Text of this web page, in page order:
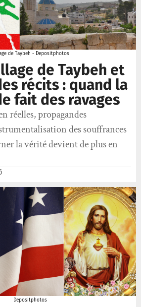
de Taybeh - Depositphotos
de Taybeh et
récits : quand la
fait des ravages
réelles, propagandes
des souffrances
la vérité devient de plus en
Depositphotos